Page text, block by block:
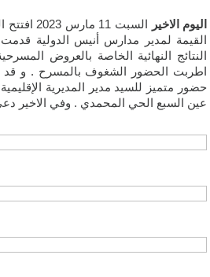
اليوم الاخير
السبت
القيمة لمدير مدارس أنيس الدولية
النتائج النهائية الخاصة بالعروض
اطربت الحضور الشغوف بالمسرح . و قد
حضور متميز للسيد مدير المديرية
عين السبع الحي المحمدي . وفي الاخير